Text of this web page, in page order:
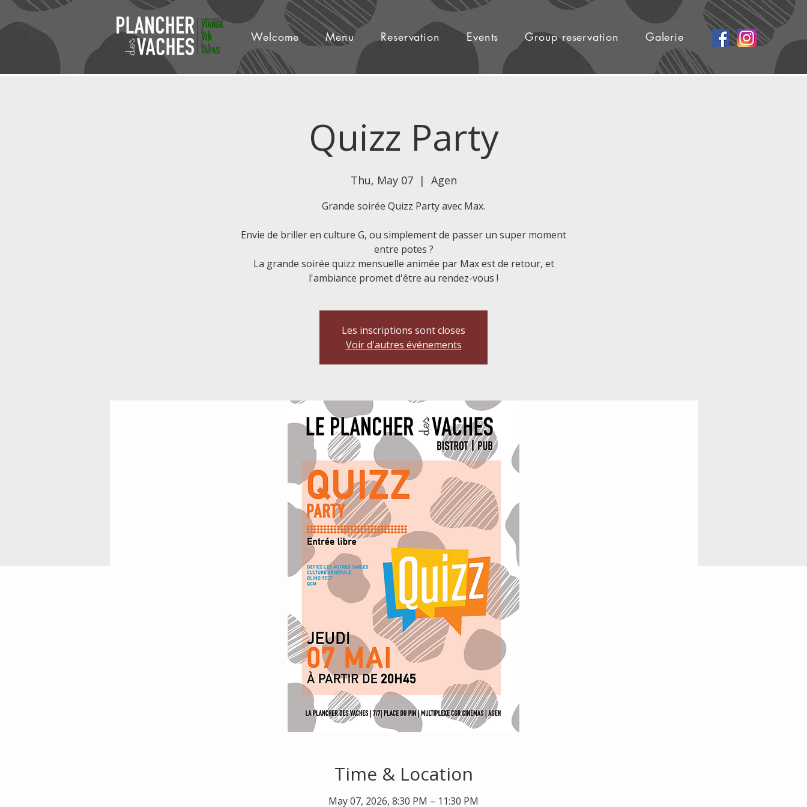
Welcome Menu Reservation Events Group reservation Galerie
Quizz Party
Thu, May 07
  |
Agen
Grande soirée Quizz Party avec Max.
Envie de briller en culture G, ou simplement de passer un super moment
entre potes ?
La grande soirée quizz mensuelle animée par Max est de retour, et
l'ambiance promet d'être au rendez-vous !
Les inscriptions sont closes
Voir d'autres événements
Time & Location
May 07, 2026, 8:30 PM – 11:30 PM